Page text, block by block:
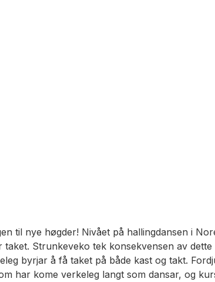
til nye høgder! Nivået på hallingdansen i
taket. Strunkeveko tek konsekvensen av
byrjar å få taket på både kast og takt.
har kome verkeleg langt som dansar, og